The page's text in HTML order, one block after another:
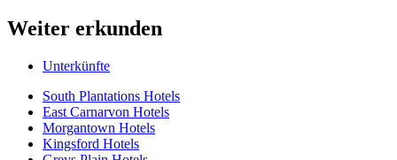
Weiter erkunden
Unterkünfte
South Plantations Hotels
East Carnarvon Hotels
Morgantown Hotels
Kingsford Hotels